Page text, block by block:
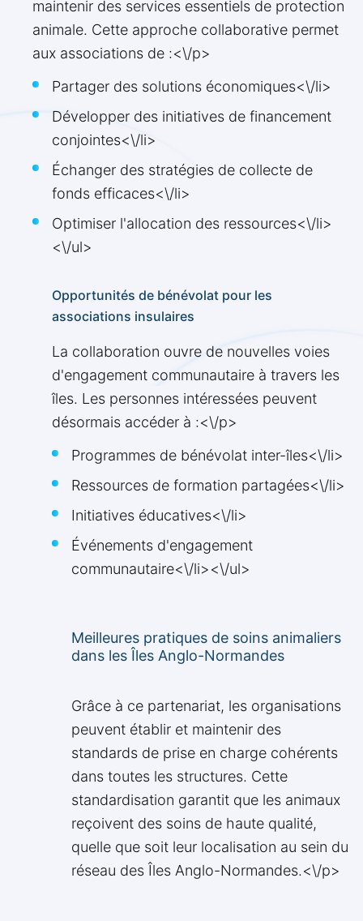
maintenir des services essentiels de protection
animale. Cette approche collaborative permet
aux associations de :<\/p>
Partager des solutions économiques<\/li>
Développer des initiatives de financement
conjointes<\/li>
Échanger des stratégies de collecte de
fonds efficaces<\/li>
Optimiser l'allocation des ressources<\/li>
<\/ul>
Opportunités de bénévolat pour les
associations insulaires
La collaboration ouvre de nouvelles voies
d'engagement communautaire à travers les
îles. Les personnes intéressées peuvent
désormais accéder à :<\/p>
Programmes de bénévolat inter-îles<\/li>
Ressources de formation partagées<\/li>
Initiatives éducatives<\/li>
Événements d'engagement
communautaire<\/li><\/ul>
Meilleures pratiques de soins animaliers
dans les Îles Anglo-Normandes
Grâce à ce partenariat, les organisations
peuvent établir et maintenir des
standards de prise en charge cohérents
dans toutes les structures. Cette
standardisation garantit que les animaux
reçoivent des soins de haute qualité,
quelle que soit leur localisation au sein du
réseau des Îles Anglo-Normandes.<\/p>